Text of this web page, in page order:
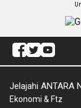
Jelajahi ANTARA
Ekonomi & Ftz